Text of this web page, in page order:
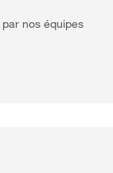
nos équipes